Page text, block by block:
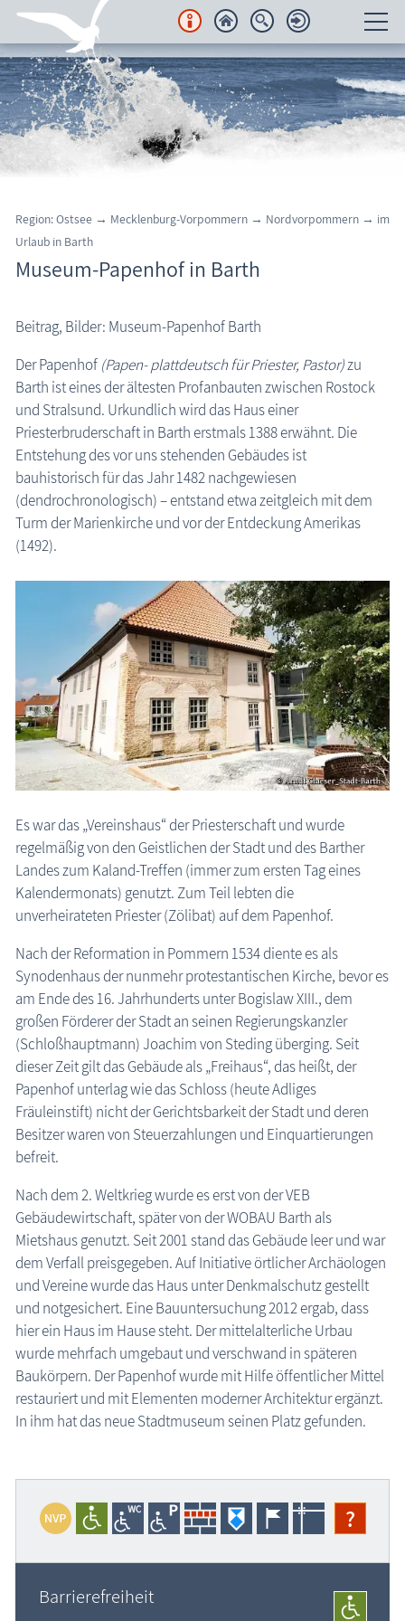
Unterkünfte
Regionales
Urlaubsorte
Karten
Aktuelles
FKK-Strände
den Strand erleben
die Natur erleben
Geschichten, Märchen & Sagen
Kranich Grus grus
Maritimes
MEGA-Suche Sehenswürdigkeiten
Aussichtstürme
Brunnen
Großsteingräber
Historische Bauwerke
Kirchen
Lehrpfade
Museen
Fischland-Darß-Zingst
Nordvorpommern
Insel Hiddensee
Mecklenburgische Seenplatte
Nordwestmecklenburg
Rostock / Güstrow
Schwerin / Ludwigslust - Parchim
Vorpommern-Greifswald
Insel Usedom
ehemalige Museen
Parkanlagen & Gärten
Promenaden
Schlösser & Burgen
Seebrücken, Molen
Sehenswertes »Dies und Das«
Steinkreise
Strandpromenaden, Flaniermeilen
Windmühlen, Mühlen
Zoo & Tierpark
Traditionelles
Zeitzeugen
Veranstaltungen
Barth: Museum-Papenhof
Region: Ostsee → Mecklenburg-Vorpommern → Nordvorpommern → im
Urlaub in Barth
Museum-Papenhof in Barth
Beitrag, Bilder: Museum-Papenhof Barth
Der Papenhof (Papen- plattdeutsch für Priester, Pastor)zu
Barth ist eines der ältesten Profanbauten zwischen Rostock
und Stralsund. Urkundlich wird das Haus einer
Priesterbruderschaft in Barth erstmals 1388 erwähnt. Die
Entstehung des vor uns stehenden Gebäudes ist
bauhistorisch für das Jahr 1482 nachgewiesen
(dendrochronologisch) – entstand etwa zeitgleich mit dem
Turm der Marienkirche und vor der Entdeckung Amerikas
(1492).
Es war das „Vereinshaus“ der Priesterschaft und wurde
regelmäßig von den Geistlichen der Stadt und des Barther
Landes zum Kaland-Treffen (immer zum ersten Tag eines
Kalendermonats) genutzt. Zum Teil lebten die
unverheirateten Priester (Zölibat) auf dem Papenhof.
Nach der Reformation in Pommern 1534 diente es als
Synodenhaus der nunmehr protestantischen Kirche, bevor es
am Ende des 16. Jahrhunderts unter Bogislaw XIII., dem
großen Förderer der Stadt an seinen Regierungskanzler
(Schloßhauptmann) Joachim von Steding überging. Seit
dieser Zeit gilt das Gebäude als „Freihaus“, das heißt, der
Papenhof unterlag wie das Schloss (heute Adliges
Fräuleinstift) nicht der Gerichtsbarkeit der Stadt und deren
Besitzer waren von Steuerzahlungen und Einquartierungen
befreit.
Nach dem 2. Weltkrieg wurde es erst von der VEB
Gebäudewirtschaft, später von der WOBAU Barth als
Mietshaus genutzt. Seit 2001 stand das Gebäude leer und war
dem Verfall preisgegeben. Auf Initiative örtlicher Archäologen
und Vereine wurde das Haus unter Denkmalschutz gestellt
und notgesichert. Eine Bauuntersuchung 2012 ergab, dass
hier ein Haus im Hause steht. Der mittelalterliche Urbau
wurde mehrfach umgebaut und verschwand in späteren
Baukörpern. Der Papenhof wurde mit Hilfe öffentlicher Mittel
restauriert und mit Elementen moderner Architektur ergänzt.
In ihm hat das neue Stadtmuseum seinen Platz gefunden.
?
Barrierefreiheit